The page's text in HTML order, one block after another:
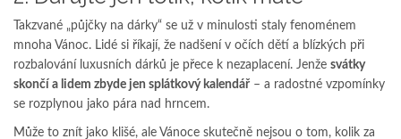
Takzvané „půjčky na dárky“ se už v minulosti staly fenoménem
mnoha Vánoc. Lidé si říkají, že nadšení v očích dětí a blízkých při
rozbalování luxusních dárků je přece k nezaplacení. Jenže svátky
skončí a lidem zbyde jen splátkový kalendář – a radostné vzpomínky
se rozplynou jako pára nad hrncem.
Může to znít jako klišé, ale Vánoce skutečně nejsou o tom, kolik za